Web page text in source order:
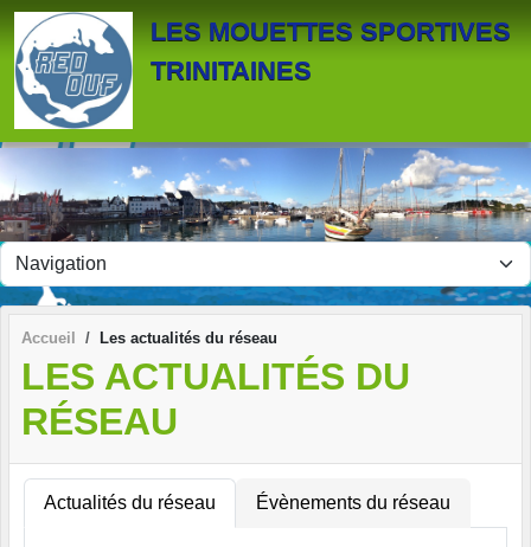
LES MOUETTES SPORTIVES
TRINITAINES
Accueil Les actualités du réseau
LES ACTUALITÉS DU
RÉSEAU
Actualités du réseau Évènements du réseau
Panneau de gestion des cookies